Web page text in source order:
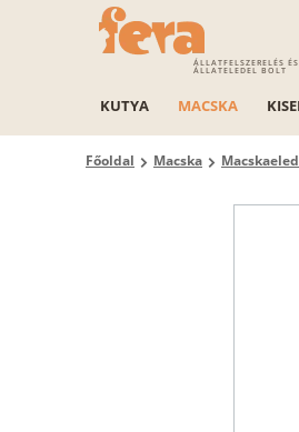
ÁLLATFELSZERELÉS ÉS
ÁLLATELEDEL BOLT
KUTYA MACSKA
Főoldal Macska